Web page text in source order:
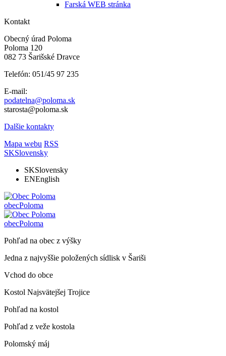
Farská WEB stránka
Kontakt
Obecný úrad Poloma
Poloma 120
082 73 Šarišské Dravce
Telefón: 051/45 97 235
E-mail:
podatelna@poloma.sk
starosta@poloma.sk
Dalšie kontakty
Mapa webu RSS
SKSlovensky
SKSlovensky
ENEnglish
obecPoloma
obecPoloma
Pohľad na obec z výšky
Jedna z najvyššie položených sídlisk v Šariši
Vchod do obce
Kostol Najsvätejšej Trojice
Pohľad na kostol
Pohľad z veže kostola
Polomský máj